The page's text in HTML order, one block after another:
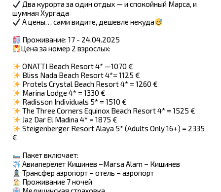
Два курорта за один отдых — и спокойный Марса, и
шумная Хургада
А цены… сами видите, дешевле некуда
Проживание: 17 - 24.04.2025
Цена за номер 2 взрослых:
ONATTI Beach Resort 4* —1070 €
Bliss Nada Beach Resort 4*= 1125 €
Protels Crystal Beach Resort 4* = 1260 €
Marina Lodge 4* = 1330 €
Radisson Individuals 5* = 1510 €
The Three Corners Equinox Beach Resort 4* = 1525 €
Jaz Dar El Madina 4* = 1875 €
Steigenberger Resort Alaya 5* (Adults Only 16+) = 2335
€
Пакет включает:
Авиаперелет Кишинев –Marsa Alam – Кишинев
Трансфер аэропорт – отель – аэропорт
Проживание 7 ночей